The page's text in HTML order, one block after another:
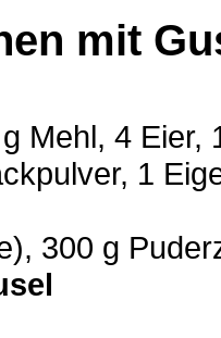
mit
Mehl, 4 Eier,
1
300 g